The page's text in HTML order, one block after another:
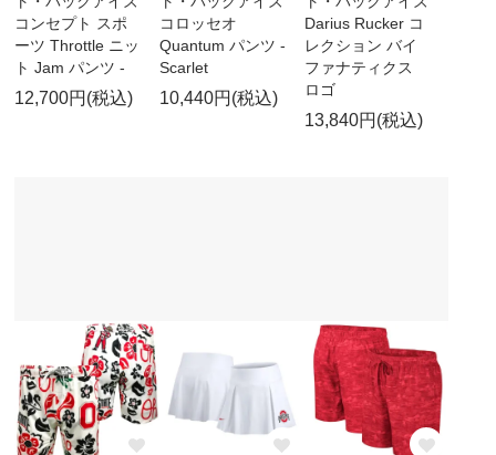
コンセプト スポ
ーツ Throttle ニッ
ト Jam パンツ -
12,700円(税込)
コロッセオ
Quantum パンツ -
Scarlet
10,440円(税込)
Darius Rucker コ
レクション バイ
ファナティクス
ロゴ
13,840円(税込)